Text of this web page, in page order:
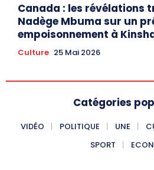
Canada : les révélations
Nadège Mbuma sur un
empoisonnement à
Culture 25 Mai 2026
Catégories
VIDÉO POLITIQUE UNE
SPORT